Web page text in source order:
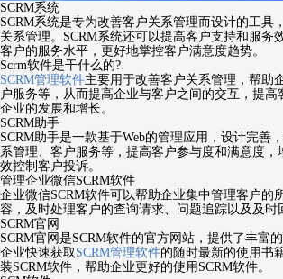
SCRM系统
SCRM系统是专为改善客户关系管理而设计的工具
关系管理。SCRM系统还可以提高客户支持和服务
客户的服务水平，更好地掌控客户满意度趋势。
Scrm软件是干什么的?
SCRM管理软件主要用于改善客户关系管理，帮助
户服务等，从而提高企业与客户之间的交互，提
企业的发展和增长。
SCRM助手
SCRM助手是一款基于Web的管理应用，设计完善
系管理、客户服务等，提高客户参与度和满意度，
效控制客户投诉。
管理企业微信SCRM软件
企业微信SCRM软件可以帮助企业集中管理客户的
容，及时处理客户的查询请求、问题追踪以及及时
SCRM官网
SCRM官网是SCRM软件的官方网站，提供了丰富
企业快速获取 SCRM管理软件的随时最新的使用书
装SCRM软件，帮助企业更好的使用SCRM软件。